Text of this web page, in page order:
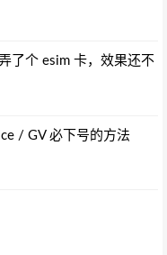
了个 esim 卡，效果还不
/ GV 必下号的方法